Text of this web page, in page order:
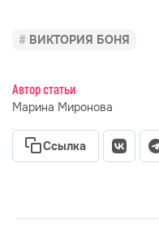
ВИКТОРИЯ БОНЯ
Автор статьи
Марина Миронова
Ссылка